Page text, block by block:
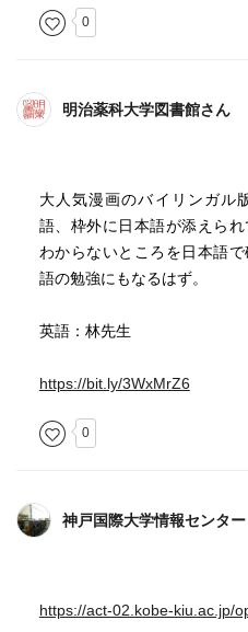
0
明治薬科大学図書館さん
大人気漫画のバイリンガル
語、枠外に日本語が添えら
わからないところを日本語
語の勉強にもなるはず。
英語：林先生
https://bit.ly/3WxMrZ6
0
神戸国際大学情報センタ
https://act-02.kobe-kiu.ac.jp/